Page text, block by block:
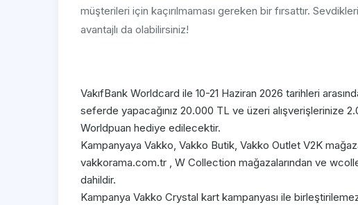
müşterileri için kaçırılmaması gereken bir fırsattır.
avantajlı da olabilirsiniz!
VakıfBank Worldcard ile 10-21 Haziran 2026 tarihleri
seferde yapacağınız 20.000 TL ve üzeri alışverişlerinize
Worldpuan hediye edilecektir.
Kampanyaya Vakko, Vakko Butik, Vakko Outlet V2K
vakkorama.com.tr , W Collection mağazalarından ve
dahildir.
Kampanya Vakko Crystal kart kampanyası ile